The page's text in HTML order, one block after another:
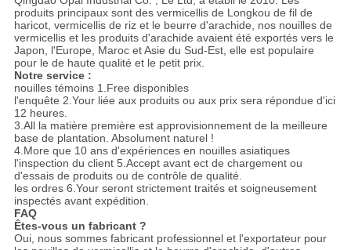
produits principaux sont des vermicellis de Longkou de fil de
haricot, vermicellis de riz et le beurre d'arachide, nos nouilles de
vermicellis et les produits d'arachide avaient été exportés vers le
Japon, l'Europe, Maroc et Asie du Sud-Est, elle est populaire
pour le de haute qualité et le petit prix.
Notre service :
nouilles témoins 1.Free disponibles
l'enquête 2.Your liée aux produits ou aux prix sera répondue d'ici
12 heures.
3.All la matière première est approvisionnement de la meilleure
base de plantation. Absolument naturel !
4.More que 10 ans d'expériences en nouilles asiatiques
l'inspection du client 5.Accept avant ect de chargement ou
d'essais de produits ou de contrôle de qualité.
les ordres 6.Your seront strictement traités et soigneusement
inspectés avant expédition.
FAQ
Êtes-vous un fabricant ?
Oui, nous sommes fabricant professionnel et l'exportateur pour